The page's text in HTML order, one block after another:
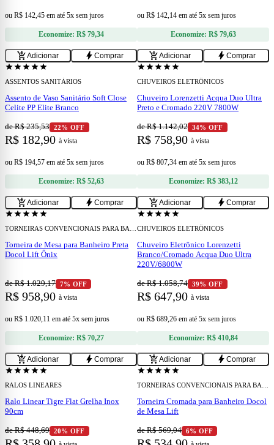
ou R$ 142,45 em até 5x sem juros
Economize: R$ 79,34
add_shopping_cartAdicionar bolt Comprar
ou R$ 142,14 em até 5x sem juros
Economize: R$ 79,63
add_shopping_cartAdicionar bolt Comprar
starstarstarstarstar
ASSENTOS SANITÁRIOS
Assento de Vaso Sanitário Soft Close
Celite PP Elite Branco
de R$ 235,53 22% OFF
R$ 182,90 à vista
ou R$ 194,57 em até 5x sem juros
Economize: R$ 52,63
add_shopping_cartAdicionar bolt Comprar
starstarstarstarstar
CHUVEIROS ELETRÔNICOS
Chuveiro Lorenzetti Acqua Duo Ultra
Preto e Cromado 220V 7800W
de R$ 1.142,02 34% OFF
R$ 758,90 à vista
ou R$ 807,34 em até 5x sem juros
Economize: R$ 383,12
add_shopping_cartAdicionar bolt Comprar
starstarstarstarstar
Torneira de Mesa para Banheiro Preta
Docol Lift Ônix
de R$ 1.029,17 7% OFF
R$ 958,90 à vista
ou R$ 1.020,11 em até 5x sem juros
Economize: R$ 70,27
add_shopping_cartAdicionar bolt Comprar
starstarstarstarstar
CHUVEIROS ELETRÔNICOS
Chuveiro Eletrônico Lorenzetti
Branco/Cromado Acqua Duo Ultra
220V/6800W
de R$ 1.058,74 39% OFF
R$ 647,90 à vista
ou R$ 689,26 em até 5x sem juros
Economize: R$ 410,84
add_shopping_cartAdicionar bolt Comprar
starstarstarstarstar
RALOS LINEARES
Ralo Linear Tigre Flat Grelha Inox
90cm
de R$ 448,69 20% OFF
starstarstarstarstar
Torneira Cromada para Banheiro Docol
de Mesa Lift
de R$ 569,04 6% OFF